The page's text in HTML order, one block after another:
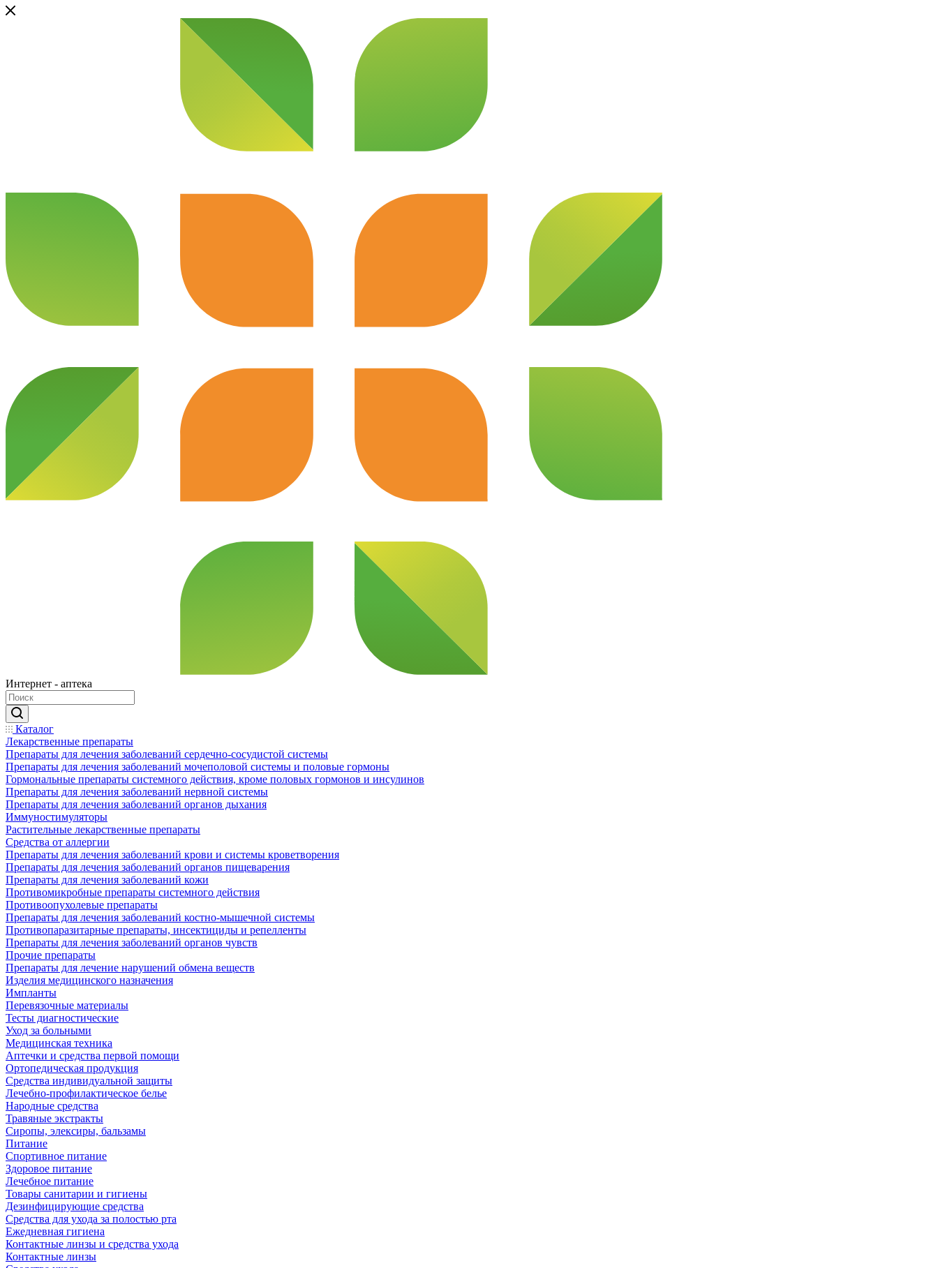
Интернет - аптека
Каталог
Лекарственные препараты
Препараты для лечения заболеваний сердечно-сосудистой системы
Препараты для лечения заболеваний мочеполовой системы и половые гормоны
Гормональные препараты системного действия, кроме половых гормонов и инсулинов
Препараты для лечения заболеваний нервной системы
Препараты для лечения заболеваний органов дыхания
Иммуностимуляторы
Растительные лекарственные препараты
Средства от аллергии
Препараты для лечения заболеваний крови и системы кроветворения
Препараты для лечения заболеваний органов пищеварения
Препараты для лечения заболеваний кожи
Противомикробные препараты системного действия
Противоопухолевые препараты
Препараты для лечения заболеваний костно-мышечной системы
Противопаразитарные препараты, инсектициды и репелленты
Препараты для лечения заболеваний органов чувств
Прочие препараты
Препараты для лечение нарушений обмена веществ
Изделия медицинского назначения
Импланты
Перевязочные материалы
Тесты диагностические
Уход за больными
Медицинская техника
Аптечки и средства первой помощи
Ортопедическая продукция
Средства индивидуальной защиты
Лечебно-профилактическое белье
Народные средства
Травяные экстракты
Сиропы, элексиры, бальзамы
Питание
Спортивное питание
Здоровое питание
Лечебное питание
Товары санитарии и гигиены
Дезинфицирующие средства
Средства для ухода за полостью рта
Ежедневная гигиена
Контактные линзы и средства ухода
Контактные линзы